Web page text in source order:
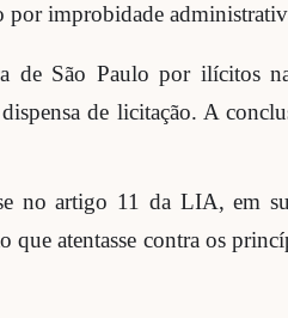
por improbidade
de São Paulo por ilícitos
de licitação. A
no artigo 11 da LIA, em
atentasse contra os